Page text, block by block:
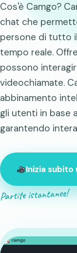
Cos'è Camgo?
chat che
persone di tutto
tempo reale.
possono
videochiamate.
abbinamento
gli utenti in base
garantendo
Inizia subito
Partite istantanee!